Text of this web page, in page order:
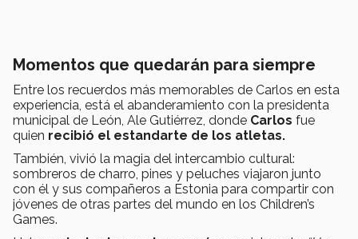
Momentos que quedarán para siempre
Entre los recuerdos más memorables de Carlos en esta
experiencia, está el abanderamiento con la presidenta
municipal de León, Ale Gutiérrez, donde Carlos fue
quien recibió el estandarte de los atletas.
También, vivió la magia del intercambio cultural:
sombreros de charro, pines y peluches viajaron junto
con él y sus compañeros a Estonia para compartir con
jóvenes de otras partes del mundo en los Children’s
Games.